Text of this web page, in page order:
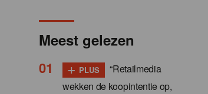
Meest gelezen
+ PLUS
“Retailmedia
wekken de koopintentie op,